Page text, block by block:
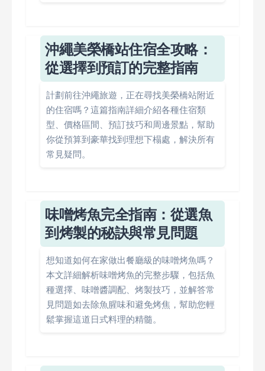
沖繩美榮橋站住宿全攻略：
從選擇到預訂的完整指南
計劃前往沖繩旅遊，正在尋找美榮橋站附近
的住宿嗎？這篇指南詳細介紹各種住宿類
型、價格區間、預訂技巧和周邊景點，幫助
你從預算到豪華找到理想下榻處，解決所有
常見疑問。
味噌烤魚完全指南：從選魚
到烤製的秘訣與常見問題
想知道如何在家做出餐廳級的味噌烤魚嗎？
本文詳細解析味噌烤魚的完整步驟，包括魚
種選擇、味噌醬調配、烤製技巧，並解答常
見問題如去除魚腥味和避免烤焦，幫助您輕
鬆掌握這道日式料理的精髓。